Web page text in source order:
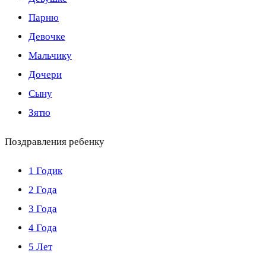
Парню
Девочке
Мальчику
Дочери
Сыну
Зятю
Поздравления ребенку
1 Годик
2 Года
3 Года
4 Года
5 Лет